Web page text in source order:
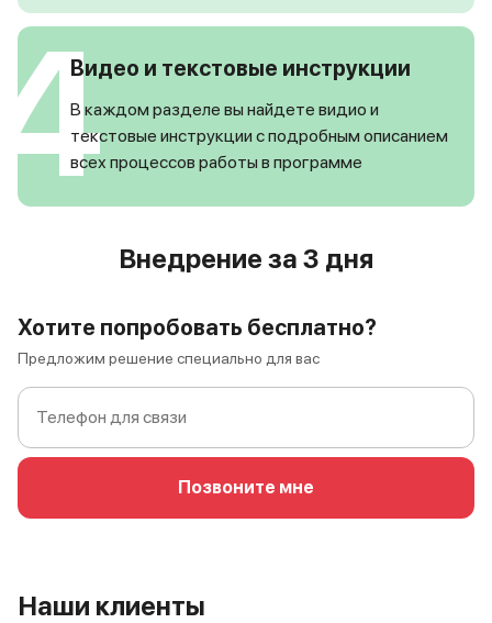
Видео и текстовые инструкции
В каждом разделе вы найдете видио и
текстовые инструкции с подробным описанием
всех процессов работы в программе
Внедрение за 3 дня
Хотите попробовать бесплатно?
Предложим решение специально для вас
Позвоните мне
Наши клиенты